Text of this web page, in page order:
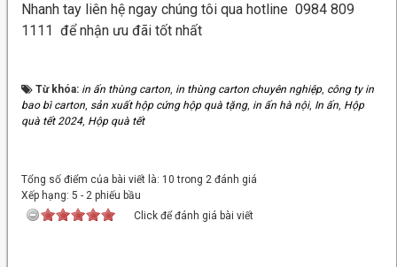
Nhanh tay liên hệ ngay chúng tôi qua hotline 0984 809
1111 để nhận ưu đãi tốt nhất
Từ khóa: in ấn thùng carton, in thùng carton chuyên nghiệp, công ty in
bao bì carton, sản xuất hộp cứng hộp quà tặng, in ấn hà nội, In ấn, Hộp
quà tết 2024, Hộp quà tết
Tổng số điểm của bài viết là: 10 trong 2 đánh giá
Xếp hạng:5 -2 phiếu bầu
Click để đánh giá bài viết